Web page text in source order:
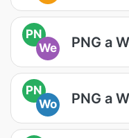
PN
We
PNG a
PN
Wo
PNG a